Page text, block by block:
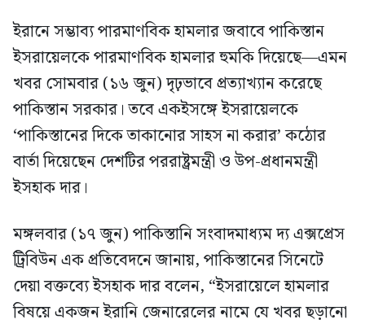
ইরানে সম্ভাব্য পারমাণবিক হামলার জবাবে পাকিস্তান
ইসরায়েলকে পারমাণবিক হামলার হুমকি দিয়েছে—এমন
খবর সোমবার (১৬ জুন) দৃঢ়ভাবে প্রত্যাখ্যান করেছে
পাকিস্তান সরকার। তবে একইসঙ্গে ইসরায়েলকে
‘পাকিস্তানের দিকে তাকানোর সাহস না করার’ কঠোর
বার্তা দিয়েছেন দেশটির পররাষ্ট্রমন্ত্রী ও উপ-প্রধানমন্ত্রী
ইসহাক দার।
মঙ্গলবার (১৭ জুন) পাকিস্তানি সংবাদমাধ্যম দ্য এক্সপ্রেস
ট্রিবিউন এক প্রতিবেদনে জানায়, পাকিস্তানের সিনেটে
দেয়া বক্তব্যে ইসহাক দার বলেন, “ইসরায়েলে হামলার
বিষয়ে একজন ইরানি জেনারেলের নামে যে খবর ছড়ানো